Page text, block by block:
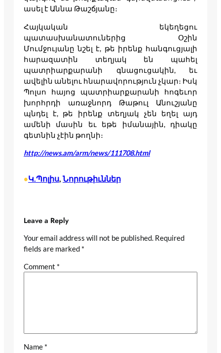
ասել է Աննա Թաշճյանը։
Հայկական եկեղեցու
պատասխանատուներից Օշին
Մումջույանը նշել է, թե իրենք հանգուցյալի
հարազատին տեղյակ են պահել
պատրիարքարանի գնացուցակին, եւ
ավելին անելու հնարավորություն չկար։ Իսկ
Պոլսո հայոց պատրիարքարանի հոգեւոր
խորհրդի առաջնորդ Թաթուլ Անուշյանը
պնդել է, թե իրենք տեղյակ չեն եղել այդ
ամենի մասին եւ եթե իմանային, դիակը
գետնին չէին թողնի։
http://news.am/arm/news/111708.html
•Կ.Պոլիս, Նորութիւններ
Leave a Reply
Your email address will not be published. Required
fields are marked *
Comment *
Name *